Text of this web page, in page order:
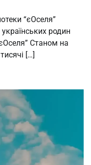
“єОселя”
родин
Станом на
[…]